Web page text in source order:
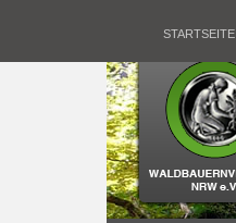
STARTSEITE